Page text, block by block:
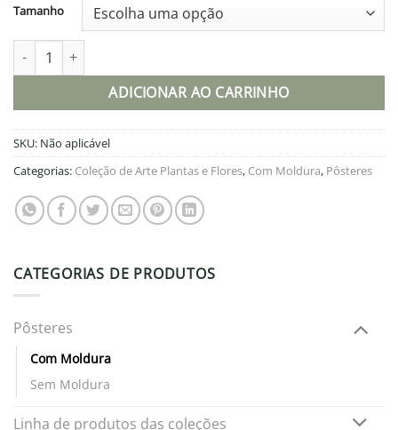
Tamanho
Pôster em papel fosco com moldura e paspatur quantidade
ADICIONAR AO CARRINHO
SKU: Não aplicável
Categorias: Coleção de Arte Plantas e Flores, Com Moldura, Pôsteres
CATEGORIAS DE PRODUTOS
Pôsteres
Com Moldura
Sem Moldura
Linha de produtos das coleções